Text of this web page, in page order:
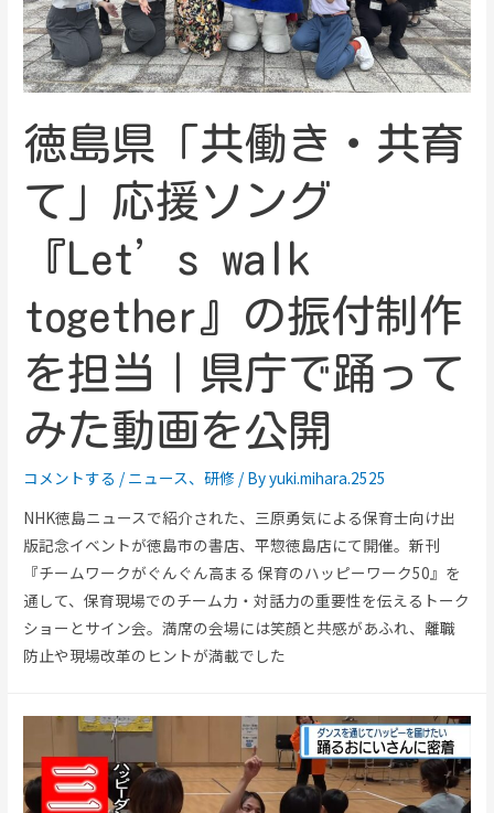
徳島県「共働き・共育
て」応援ソング
『Let’s walk
together』の振付制作
を担当｜県庁で踊って
みた動画を公開
コメントする / ニュース、研修 / Byyuki.mihara.2525
NHK徳島ニュースで紹介された、三原勇気による保育士向け出
版記念イベントが徳島市の書店、平惣徳島店にて開催。新刊
『チームワークがぐんぐん高まる 保育のハッピーワーク50』を
通して、保育現場でのチーム力・対話力の重要性を伝えるトーク
ショーとサイン会。満席の会場には笑顔と共感があふれ、離職
防止や現場改革のヒントが満載でした